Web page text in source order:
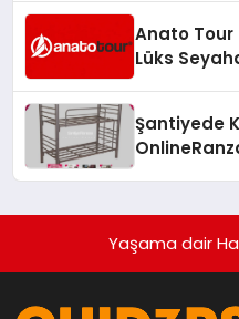
Anato Tour
Lüks
Şantiyede
Yaşama dair